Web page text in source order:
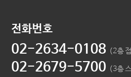
전화번호
02-2634-0108 (2층
02-2679-5700 (3층